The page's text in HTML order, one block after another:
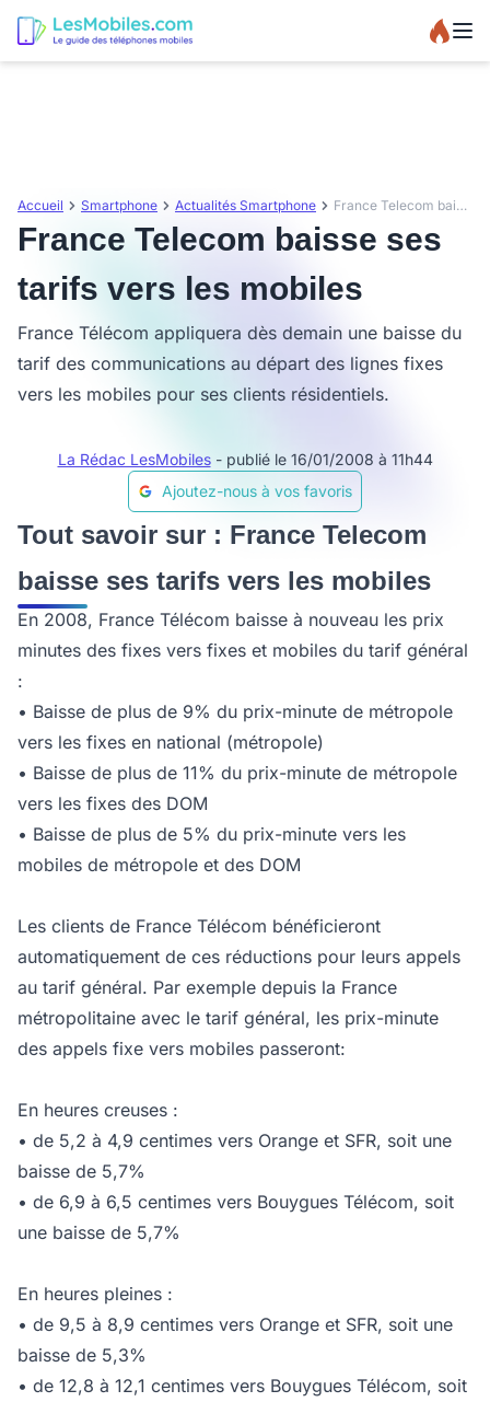
Accueil Smartphone Actualités Smartphone France Telecom baisse ses tarifs vers les mobiles
France Telecom baisse ses
tarifs vers les mobiles
France Télécom appliquera dès demain une baisse du
tarif des communications au départ des lignes fixes
vers les mobiles pour ses clients résidentiels.
La Rédac LesMobiles - publié le 16/01/2008 à 11h44
Ajoutez-nous à vos favoris
Tout savoir sur : France Telecom
baisse ses tarifs vers les mobiles
En 2008, France Télécom baisse à nouveau les prix
minutes des fixes vers fixes et mobiles du tarif général
:
• Baisse de plus de 9% du prix-minute de métropole
vers les fixes en national (métropole)
• Baisse de plus de 11% du prix-minute de métropole
vers les fixes des DOM
• Baisse de plus de 5% du prix-minute vers les
mobiles de métropole et des DOM
Les clients de France Télécom bénéficieront
automatiquement de ces réductions pour leurs appels
au tarif général. Par exemple depuis la France
métropolitaine avec le tarif général, les prix-minute
des appels fixe vers mobiles passeront:
En heures creuses :
• de 5,2 à 4,9 centimes vers Orange et SFR, soit une
baisse de 5,7%
• de 6,9 à 6,5 centimes vers Bouygues Télécom, soit
une baisse de 5,7%
En heures pleines :
• de 9,5 à 8,9 centimes vers Orange et SFR, soit une
baisse de 5,3%
• de 12,8 à 12,1 centimes vers Bouygues Télécom, soit